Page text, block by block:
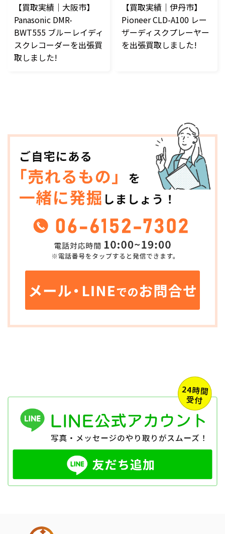
【買取実績｜大阪市】
Panasonic DMR-
BWT555 ブルーレイディ
スクレコーダーを出張買
取しました!
【買取実績｜伊丹市】
Pioneer CLD-A100 レー
ザーディスクプレーヤー
を出張買取しました!